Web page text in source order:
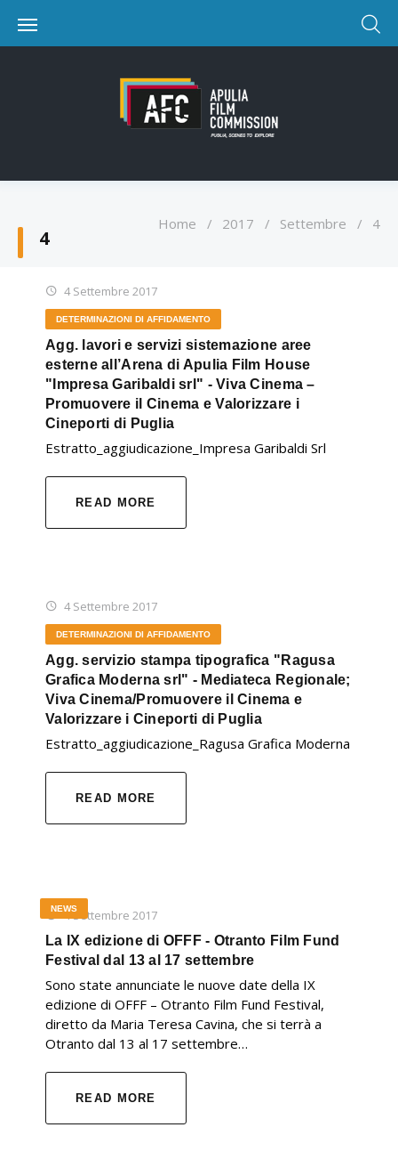
4
Home / 2017 / Settembre / 4
4 Settembre 2017
DETERMINAZIONI DI AFFIDAMENTO
Agg. lavori e servizi sistemazione aree
esterne all’Arena di Apulia Film House
"Impresa Garibaldi srl" - Viva Cinema –
Promuovere il Cinema e Valorizzare i
Cineporti di Puglia
Estratto_aggiudicazione_Impresa Garibaldi Srl
READ MORE
4 Settembre 2017
DETERMINAZIONI DI AFFIDAMENTO
Agg. servizio stampa tipografica "Ragusa
Grafica Moderna srl" - Mediateca Regionale;
Viva Cinema/Promuovere il Cinema e
Valorizzare i Cineporti di Puglia
Estratto_aggiudicazione_Ragusa Grafica Moderna
READ MORE
4 Settembre 2017
NEWS
La IX edizione di OFFF - Otranto Film Fund
Festival dal 13 al 17 settembre
Sono state annunciate le nuove date della IX
edizione di OFFF – Otranto Film Fund Festival,
diretto da Maria Teresa Cavina, che si terrà a
Otranto dal 13 al 17 settembre…
READ MORE